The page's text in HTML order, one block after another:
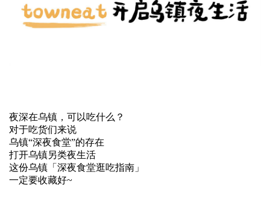
夜深在乌镇，可以吃什么？
对于吃货们来说
乌镇“深夜食堂”的存在
打开乌镇另类夜生活
这份乌镇「深夜食堂逛吃指南」
一定要收藏好~